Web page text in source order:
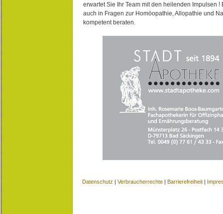
erwartet Sie Ihr Team mit den heilenden Impulsen !
auch in Fragen zur Homöopathie, Allopathie und
kompetent beraten.
Datenschutz | Verbraucherrechte | Barrierefreiheit |